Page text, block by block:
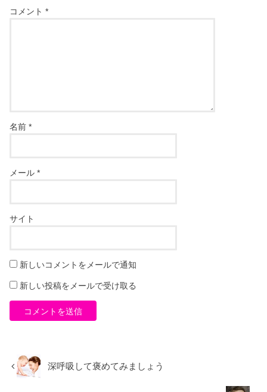
コメント*
名前*
メール*
サイト
新しいコメントをメールで通知
新しい投稿をメールで受け取る
深呼吸して褒めてみましょう